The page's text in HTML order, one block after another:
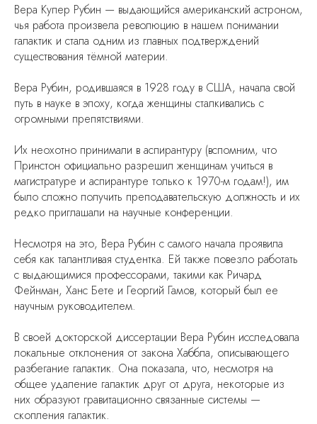
Вера Купер Рубин — выдающийся американский астроном,
чья работа произвела революцию в нашем понимании
галактик и стала одним из главных подтверждений
существования тёмной материи.
Вера Рубин, родившаяся в 1928 году в США, начала свой
путь в науке в эпоху, когда женщины сталкивались с
огромными препятствиями.
Их неохотно принимали в аспирантуру (вспомним, что
Принстон официально разрешил женщинам учиться в
магистратуре и аспирантуре только к 1970-м годам!), им
было сложно получить преподавательскую должность и их
редко приглашали на научные конференции.
Несмотря на это, Вера Рубин с самого начала проявила
себя как талантливая студентка. Ей также повезло работать
с выдающимися профессорами, такими как Ричард
Фейнман, Ханс Бете и Георгий Гамов, который был ее
научным руководителем.
В своей докторской диссертации Вера Рубин исследовала
локальные отклонения от закона Хаббла, описывающего
разбегание галактик. Она показала, что, несмотря на
общее удаление галактик друг от друга, некоторые из
них образуют гравитационно связанные системы —
скопления галактик.